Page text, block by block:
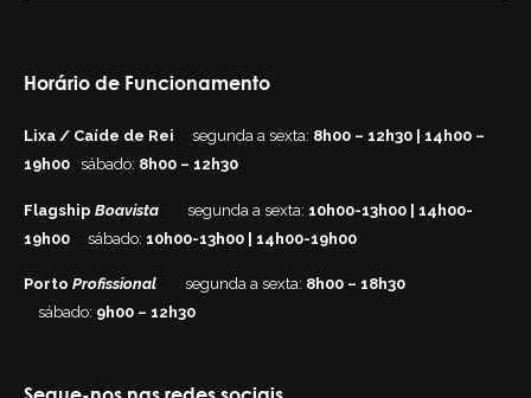
Horário de Funcionamento
Lixa / Caíde de Rei segunda a sexta: 8h00 – 12h30 | 14h00 –
19h00 sábado: 8h00 – 12h30
Flagship Boavista segunda a sexta: 10h00-13h00 | 14h00-
19h00
sábado: 10h00-13h00 | 14h00-19h00
Porto Profissional segunda a sexta: 8h00 – 18h30
sábado: 9h00 – 12h30